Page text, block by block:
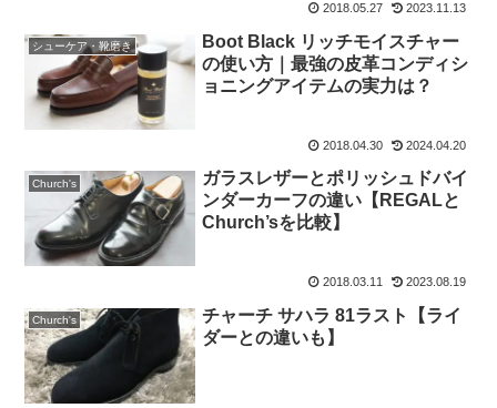
2018.05.27 2023.11.13
シューケア・靴磨き
Boot Black リッチモイスチャー
の使い方｜最強の皮革コンディシ
ョニングアイテムの実力は？
2018.04.30 2024.04.20
Church's
ガラスレザーとポリッシュドバイ
ンダーカーフの違い【REGALと
Church’sを比較】
2018.03.11 2023.08.19
Church's
チャーチ サハラ 81ラスト【ライ
ダーとの違いも】